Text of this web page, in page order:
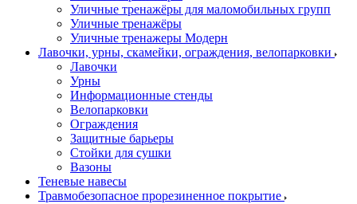
Уличные тренажёры для маломобильных групп
Уличные тренажёры
Уличные тренажеры Модерн
Лавочки, урны, скамейки, ограждения, велопарковки
Лавочки
Урны
Информационные стенды
Велопарковки
Ограждения
Защитные барьеры
Стойки для сушки
Вазоны
Теневые навесы
Травмобезопасное прорезиненное покрытие